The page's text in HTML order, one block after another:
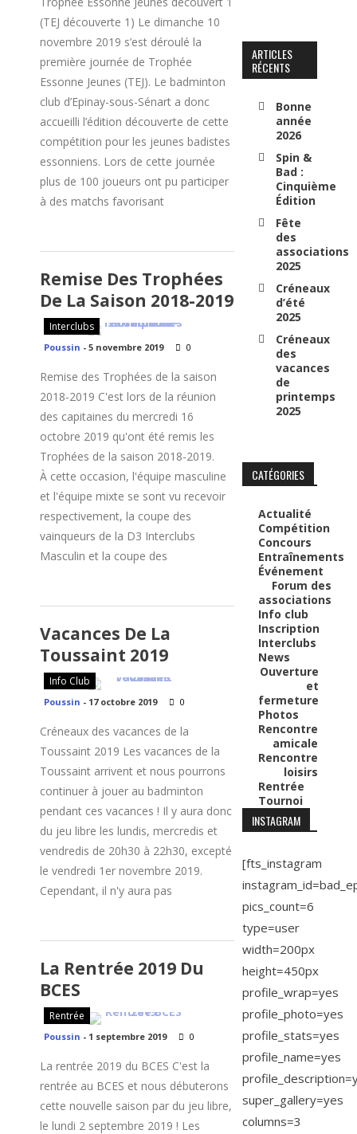
(TEJ découverte 1) Le dimanche 10
novembre 2019 s’est déroulé la
première journée de Trophée
Essonne Jeunes (TEJ). Le badminton
club d’Epinay-sous-Sénart a donc
accueilli l’édition découverte de cette
compétition pour les jeunes badistes
essonniens. Lors de cette journée
plus de 100 joueurs ont pu participer
à des matchs favorisant
Remise Des Trophées
De La Saison 2018-2019
Interclubs
Poussin - 5 novembre 2019 0
Remise des Trophées de la saison
2018-2019 C'est lors de la réunion
des capitaines du mercredi 16
octobre 2019 qu'ont été remis les
Trophées de la saison 2018-2019.
À cette occasion, l'équipe masculine
et l'équipe mixte se sont vu recevoir
respectivement, la coupe des
vainqueurs de la D3 Interclubs
Masculin et la coupe des
Vacances De La
Toussaint 2019
Info Club
Poussin - 17 octobre 2019 0
Créneaux des vacances de la
Toussaint 2019 Les vacances de la
Toussaint arrivent et nous pourrons
continuer à jouer au badminton
pendant ces vacances ! Il y aura donc
du jeu libre les lundis, mercredis et
vendredis de 20h30 à 22h30, excepté
le vendredi 1er novembre 2019.
Cependant, il n'y aura pas
La Rentrée 2019 Du
BCES
Rentrée
Poussin - 1 septembre 2019 0
La rentrée 2019 du BCES C'est la
rentrée au BCES et nous débuterons
cette nouvelle saison par du jeu libre,
le lundi 2 septembre 2019 ! Les
ARTICLES
RÉCENTS
Bonne
année
2026
Spin &
Bad :
Cinquième
Édition
Fête
des
associations
2025
Créneaux
d’été
2025
Créneaux
des
vacances
de
printemps
2025
CATÉGORIES
Actualité
Compétition
Concours
Entraînements
Événement
Forum des
associations
Info club
Inscription
Interclubs
News
Ouverture
et
fermeture
Photos
Rencontre
amicale
Rencontre
loisirs
Rentrée
Tournoi
INSTAGRAM
[fts_instagram
pics_count=6
type=user
width=200px
height=450px
profile_wrap=yes
profile_photo=yes
profile_stats=yes
profile_name=yes
super_gallery=yes
columns=3